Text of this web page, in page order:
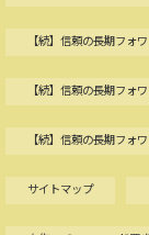
【続】信頼の長期フォ
【続】信頼の長期フォ
【続】信頼の長期フォ
サイトマップ